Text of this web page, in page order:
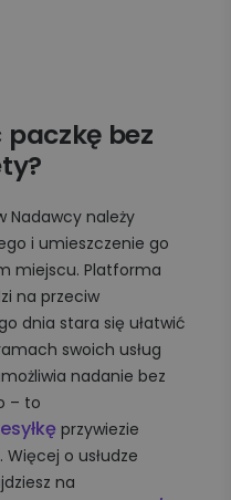
paczkę bez
Nadawcy należy
i umieszczenie go
miejscu. Platforma
na przeciw
dnia stara się ułatwić
swoich usług
nadanie bez
– to
przywiezie
o usłudze
na